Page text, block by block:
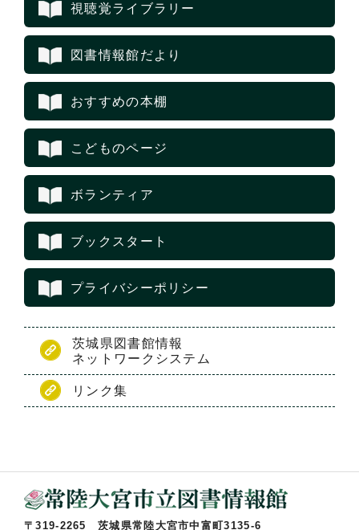
視聴覚ライブラリー
図書情報館だより
おすすめの本棚
こどものページ
ボランティア
ブックスタート
プライバシーポリシー
茨城県図書館情報
ネットワークシステム
リンク集
〒319-2265 茨城県常陸大宮市中富町3135-6